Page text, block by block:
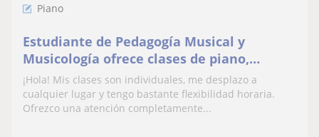
Piano
Estudiante de Pedagogía Musical y
Musicología ofrece clases de piano,
lenguaje musical, análisis y armonía
¡Hola! Mis clases son individuales, me desplazo a
cualquier lugar y tengo bastante flexibilidad horaria.
Ofrezco una atención completamente...